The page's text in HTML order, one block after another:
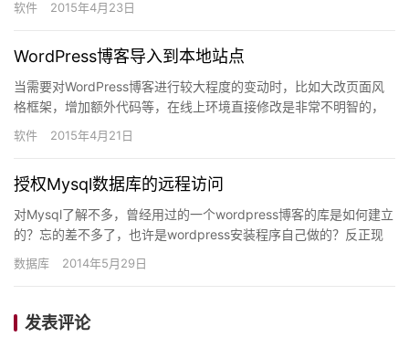
软件 2015年4月23日
WordPress博客导入到本地站点
当需要对WordPress博客进行较大程度的变动时，比如大改页面风
格框架，增加额外代码等，在线上环境直接修改是非常不明智的，
虽然你可能认为在本地已经进行过充分的局部测试了。这也是建…
软件 2015年4月21日
授权Mysql数据库的远程访问
对Mysql了解不多，曾经用过的一个wordpress博客的库是如何建立
的？忘的差不多了，也许是wordpress安装程序自己做的？反正现
在用客户端机器上的mysql workbe…
数据库 2014年5月29日
发表评论